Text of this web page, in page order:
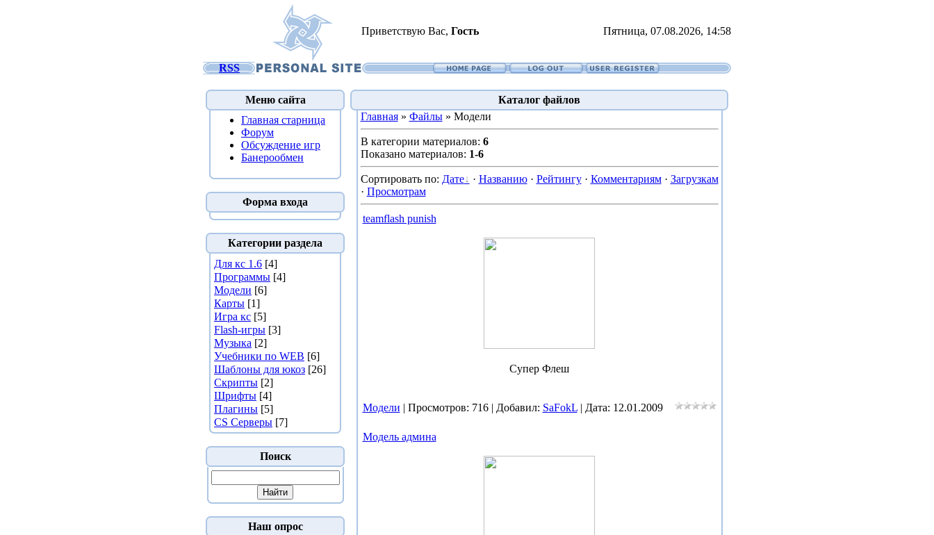
Приветствую Вас, Гость Пятница, 07.08.2026, 14:58
RSS
Меню сайта
Главная старница
Форум
Обсуждение игр
Банерообмен
Форма входа
Категории раздела
Для кс 1.6 [4]
Программы [4]
Модели [6]
Карты [1]
Игра кс [5]
Flash-игры [3]
Музыка [2]
Учебники по WEB [6]
Шаблоны для юкоз [26]
Скрипты [2]
Шрифты [4]
Плагины [5]
CS Серверы [7]
Поиск
Наш опрос
Каталог файлов
Главная» Файлы» Модели
В категории материалов: 6
Показано материалов: 1-6
Сортировать по: Дате · Названию· Рейтингу· Комментариям· Загрузкам
· Просмотрам
teamflash punish
Супер Флеш
Модели | Просмотров: 716 | Добавил: SaFokL| Дата: 12.01.2009
Модель админа